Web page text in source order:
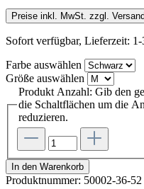
Preise inkl. MwSt. zzgl.
Sofort verfügbar, Lieferzeit: 1-
Farbe auswählen
Größe auswählen
Produkt Anzahl: Gib den
die Schaltflächen um die
reduzieren.
In den Warenkorb
Produktnummer: 50002-36-52